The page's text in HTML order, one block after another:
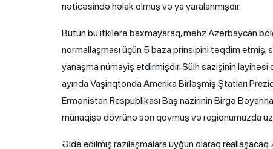
nəticəsində həlak olmuş və ya yaralanmışdır.
Bütün bu itkilərə baxmayaraq, məhz Azərbaycan
normallaşması üçün 5 baza prinsipini təqdim etmiş,
yanaşma nümayiş etdirmişdir. Sülh sazişinin
ayında Vaşinqtonda Amerika Birləşmiş Ştatları
Ermənistan Respublikası Baş nazirinin Birgə
münaqişə dövrünə son qoymuş və regionumuzda
Əldə edilmiş razılaşmalara uyğun olaraq